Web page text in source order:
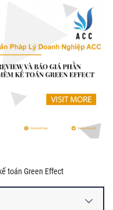
toán Green Effect